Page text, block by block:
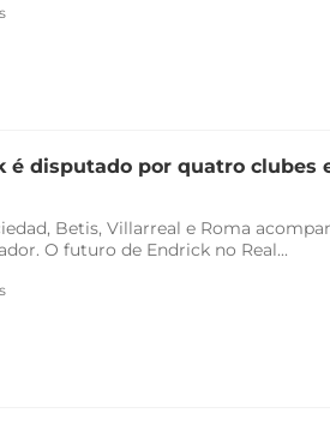
é disputado por quatro clubes
Betis, Villarreal e Roma
O futuro de Endrick no Real...